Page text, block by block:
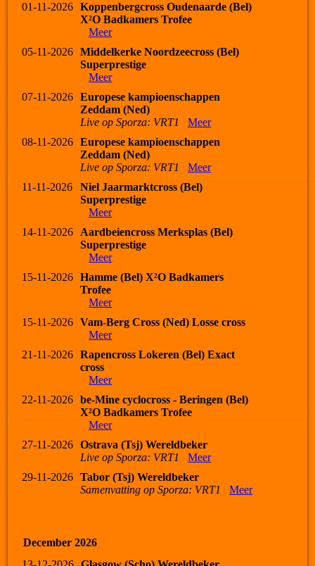
01-11-2026
Koppenbergcross Oudenaarde (Bel)
X²O Badkamers Trofee
Meer
05-11-2026
Middelkerke Noordzeecross (Bel)
Superprestige
Meer
07-11-2026
Europese kampioenschappen
Zeddam (Ned)
Live op Sporza: VRT1
Meer
08-11-2026
Europese kampioenschappen
Zeddam (Ned)
Live op Sporza: VRT1
Meer
11-11-2026
Niel Jaarmarktcross (Bel)
Superprestige
Meer
14-11-2026
Aardbeiencross Merksplas (Bel)
Superprestige
Meer
15-11-2026
Hamme (Bel) X²O Badkamers
Trofee
Meer
15-11-2026
Vam-Berg Cross (Ned) Losse cross
Meer
21-11-2026
Rapencross Lokeren (Bel) Exact
cross
Meer
22-11-2026
be-Mine cyclocross - Beringen (Bel)
X²O Badkamers Trofee
Meer
27-11-2026
Ostrava (Tsj) Wereldbeker
Live op Sporza: VRT1
Meer
29-11-2026
Tabor (Tsj) Wereldbeker
Samenvatting op Sporza: VRT1
Meer
December 2026